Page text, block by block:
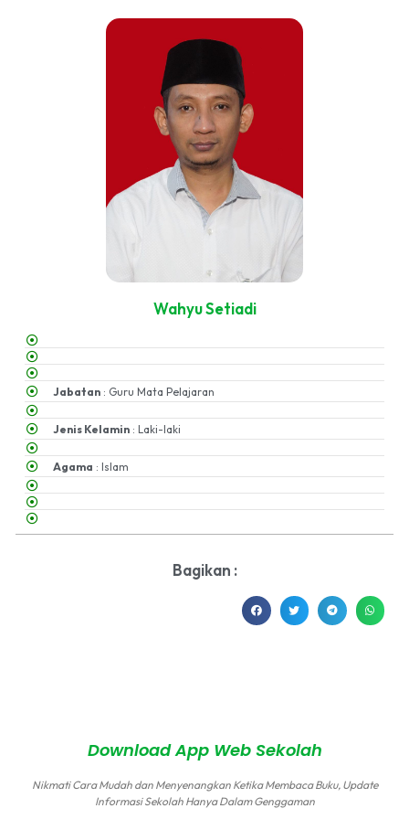
Wahyu Setiadi
Jabatan : Guru Mata Pelajaran
Jenis Kelamin : Laki-laki
Agama : Islam
Bagikan :
Download App Web Sekolah
Nikmati Cara Mudah dan Menyenangkan Ketika Membaca Buku, Update
Informasi Sekolah Hanya Dalam Genggaman